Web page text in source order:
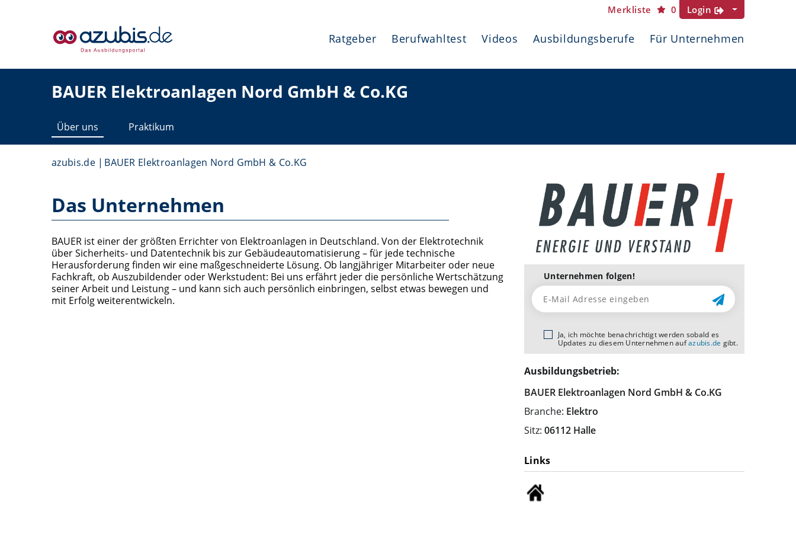
Merkliste 0 Login
Ratgeber Berufwahltest Videos Ausbildungsberufe Für Unternehmen
BAUER Elektroanlagen Nord GmbH & Co.KG
Über uns Praktikum
azubis.de BAUER Elektroanlagen Nord GmbH & Co.KG
Das Unternehmen
BAUER ist einer der größten Errichter von Elektroanlagen in Deutschland. Von der Elektrotechnik
über Sicherheits- und Datentechnik bis zur Gebäudeautomatisierung – für jede technische
Herausforderung finden wir eine maßgeschneiderte Lösung. Ob langjähriger Mitarbeiter oder neue
Fachkraft, ob Auszubildender oder Werkstudent: Bei uns erfährt jeder die persönliche Wertschätzung
seiner Arbeit und Leistung – und kann sich auch persönlich einbringen, selbst etwas bewegen und
mit Erfolg weiterentwickeln.
Unternehmen folgen!
Ja, ich möchte benachrichtigt werden sobald es
Updates zu diesem Unternehmen aufazubis.de gibt.
Ausbildungsbetrieb:
BAUER Elektroanlagen Nord GmbH & Co.KG
Branche: Elektro
Sitz: 06112 Halle
Links